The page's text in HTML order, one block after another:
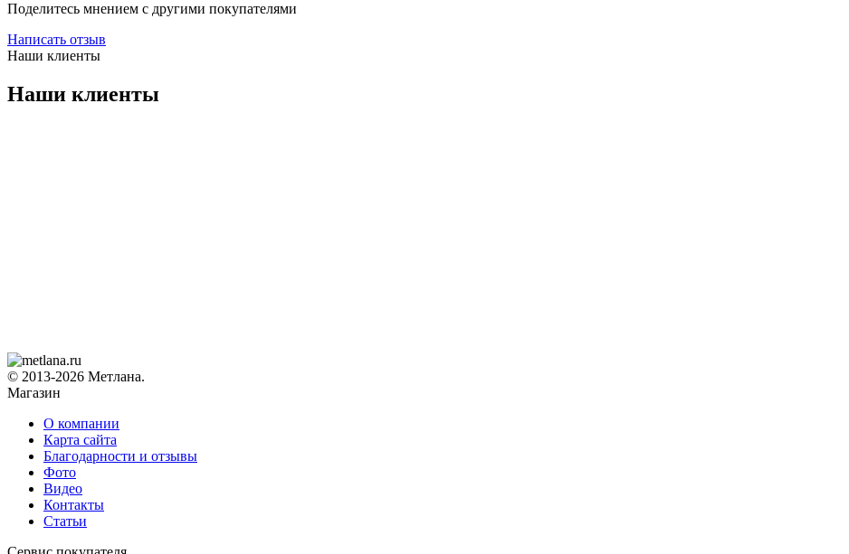
Поделитесь мнением с другими покупателями
Написать отзыв
Наши клиенты
Наши клиенты
© 2013-2026 Метлана.
Магазин
О компании
Карта сайта
Благодарности и отзывы
Фото
Видео
Контакты
Статьи